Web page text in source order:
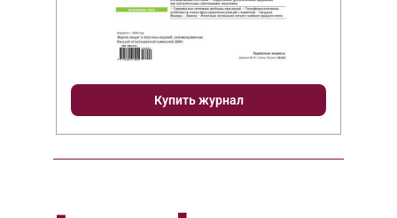
Купить журнал